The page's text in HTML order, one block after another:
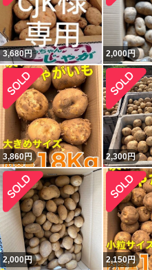
3,680円 2,000円
3,860円 2,300円
2,000円 2,150円